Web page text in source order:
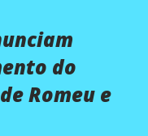
do
Romeu e